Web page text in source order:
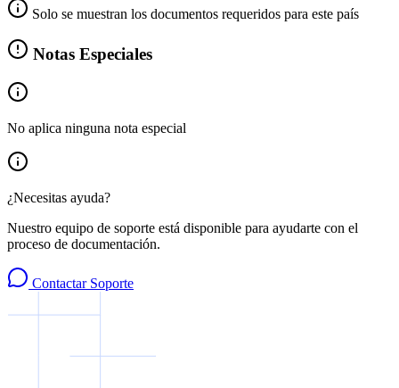
Solo se muestran los documentos requeridos para este país
Notas Especiales
No aplica ninguna nota especial
¿Necesitas ayuda?
Nuestro equipo de soporte está disponible para ayudarte con el
proceso de documentación.
Contactar Soporte